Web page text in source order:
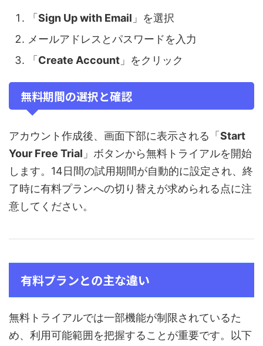
「Sign Up with Email 」を選択
メールアドレスとパスワードを入力
「Create Account 」をクリック
無料期間の選択と確認
アカウント作成後、画面下部に表示される「 Start
Your Free Trial 」ボタンから無料トライアルを開始
します。14日間の試用期間が自動的に設定され、終
了時に有料プランへの切り替えが求められる点に注
意してください。
有料プランとの主な違い
無料トライアルでは一部機能が制限されているた
め、利用可能範囲を把握することが重要です。以下